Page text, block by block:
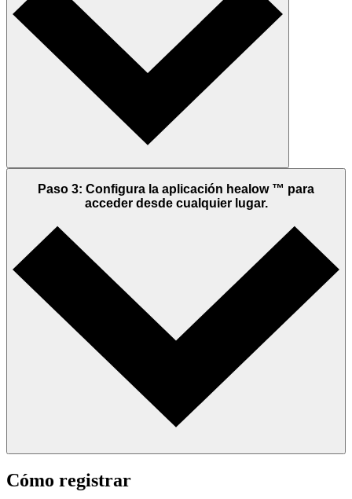
Paso 3: Configura la aplicación healow ™ para
acceder desde cualquier lugar.
Cómo registrar